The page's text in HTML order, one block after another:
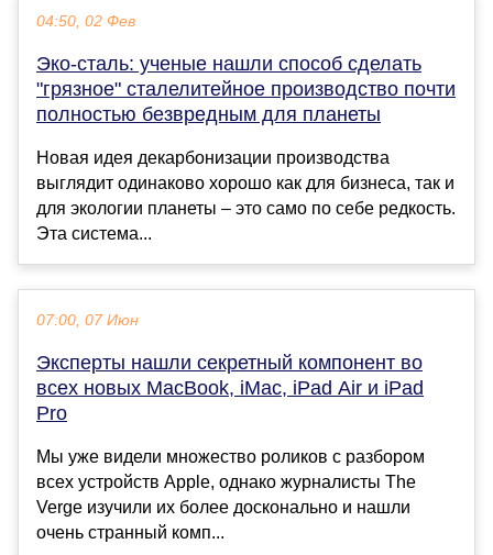
04:50, 02 Фев
Эко-сталь: ученые нашли способ сделать
"грязное" сталелитейное производство почти
полностью безвредным для планеты
Новая идея декарбонизации производства
выглядит одинаково хорошо как для бизнеса, так и
для экологии планеты – это само по себе редкость.
Эта система...
07:00, 07 Июн
Эксперты нашли секретный компонент во
всех новых MacBook, iMac, iPad Air и iPad
Pro
Мы уже видели множество роликов с разбором
всех устройств Apple, однако журналисты The
Verge изучили их более досконально и нашли
очень странный комп...